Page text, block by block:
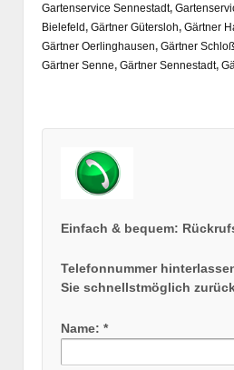
Gartenservice Sennestadt,
Bielefeld, Gärtner Gütersloh, Gärtner
Gärtner Oerlinghausen, Gärtner
Gärtner Senne, Gärtner Sennestadt,
Einfach & bequem:
Telefonnummer
Sie schnellstmöglich
Name: *